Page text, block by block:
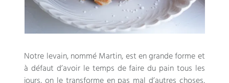
Notre levain, nommé Martin, est en grande forme et
à défaut d’avoir le temps de faire du pain tous les